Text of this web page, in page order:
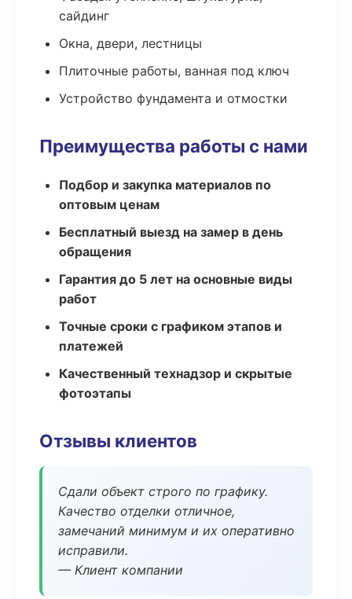
сайдинг
Окна, двери, лестницы
Плиточные работы, ванная под ключ
Устройство фундамента и отмостки
Преимущества работы с нами
Подбор и закупка материалов по
оптовым ценам
Бесплатный выезд на замер в день
обращения
Гарантия до 5 лет на основные виды
работ
Точные сроки с графиком этапов и
платежей
Качественный технадзор и скрытые
фотоэтапы
Отзывы клиентов
Сдали объект строго по графику.
Качество отделки отличное,
замечаний минимум и их оперативно
исправили.
— Клиент компании